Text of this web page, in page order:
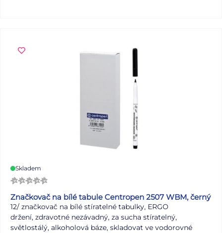
Skladem
Značkovač na bílé tabule Centropen 2507 WBM, černý
12/ značkovač na bílé stíratelné tabulky, ERGO
držení, zdravotné nezávadný, za sucha stíratelný,
světlostálý, alkoholová báze, skladovat ve vodorovné